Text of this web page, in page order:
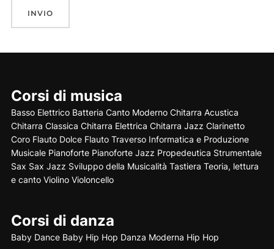
Corsi di musica
Basso Elettrico Batteria Canto Moderno Chitarra Acustica
Chitarra Classica Chitarra Elettrica Chitarra Jazz Clarinetto
Coro Flauto Dolce Flauto Traverso Informatica e Produzione
Musicale Pianoforte Pianoforte Jazz Propedeutica Strumentale
Sax Sax Jazz Sviluppo della Musicalità Tastiera Teoria, lettura
e canto Violino Violoncello
Corsi di danza
Baby Dance Baby Hip Hop Danza Moderna Hip Hop